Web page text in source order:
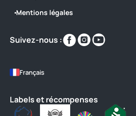
Mentions légales
Suivez-nous :
Retrouvez-
nous
https://
Retrouvez-
nous
https://
Français
Labels et récompenses